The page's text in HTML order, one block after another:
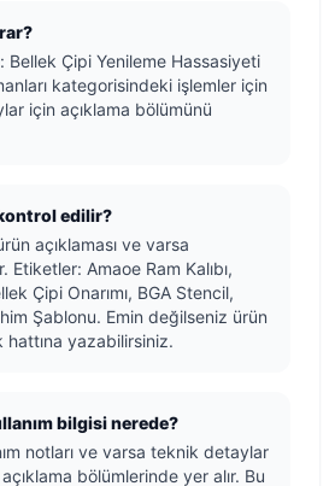
Bellek Çipi Yenileme Hassasiyeti
kategorisindeki işlemler için
için açıklama bölümünü
edilir?
açıklaması ve varsa
Amaoe Ram Kalıbı,
Çipi Onarımı, BGA Stencil,
Şablonu. Emin değilseniz ürün
yazabilirsiniz.
bilgisi nerede?
notları ve varsa teknik detaylar
bölümlerinde yer alır. Bu